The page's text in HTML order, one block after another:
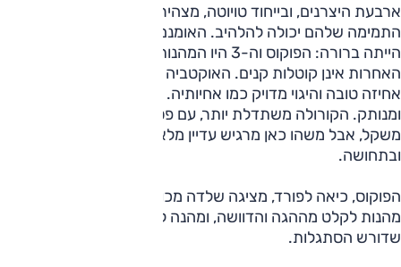
ארבעת היצרנים, ובייחוד טויוטה, מצהירים שגם המשפחתית
התמימה שלהם יכולה להלהיב. האומנם? בסוף המבחן החלוקה
הייתה ברורה: הפוקוס וה-3 היו המהנות ביותר, אבל גם השתיים
האחרות אינן קוטלות קנים. האוקטביה מציגה יכולת גבוהה,
אחיזה טובה והיגוי מדויק כמו אחיותיה. אבל הכול קצת אדיש
ומנותק. הקורולה משתדלת יותר, עם פסיעות והידוקי קו בהעברות
משקל, אבל משהו כאן מרגיש עדיין מלאכותי וההגה לוקה במשקל
ובתחושה.
הפוקוס, כיאה לפורד, מציגה שלדה מכוילת היטב עם תגובות
מהנות לקלט מההגה והדוושה, ומהנה למרות הגה קל ומהיר
שדורש הסתגלות.